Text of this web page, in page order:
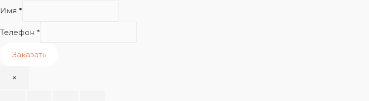
Имя *
Телефон *
Заказать
×